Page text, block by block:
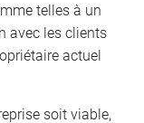
telles à un
avec les clients
actuel
soit viable,